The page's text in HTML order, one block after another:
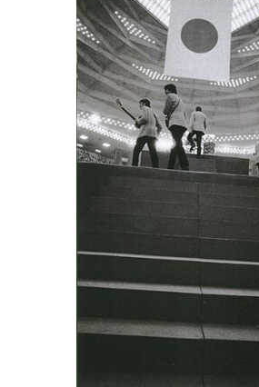
DISKOGRAFIE - EP
DISKOGRAFIE - EP II
DISKOGRAFIE - EP III
DISKOGRAFIE - ALBA ŘADOVÁ
DISKOGRAFIE - ALBA JINÁ